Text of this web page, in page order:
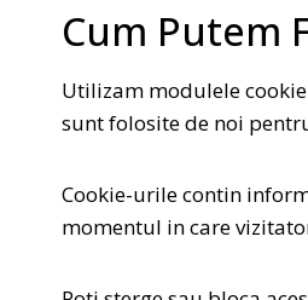
Cum Putem
Utilizam modulele
sunt folosite de noi
Cookie-urile contin
momentul in care